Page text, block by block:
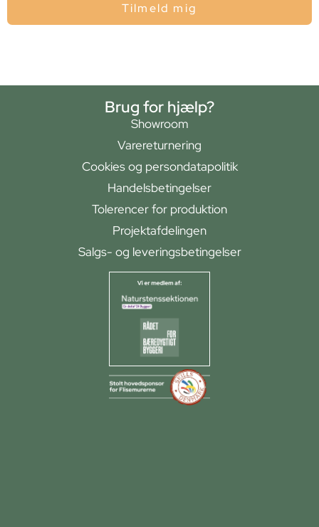
Tilmeld mig
Brug for hjælp?
Showroom
Varereturnering
Cookies og persondatapolitik
Handelsbetingelser
Tolerencer for produktion
Projektafdelingen
Salgs- og leveringsbetingelser